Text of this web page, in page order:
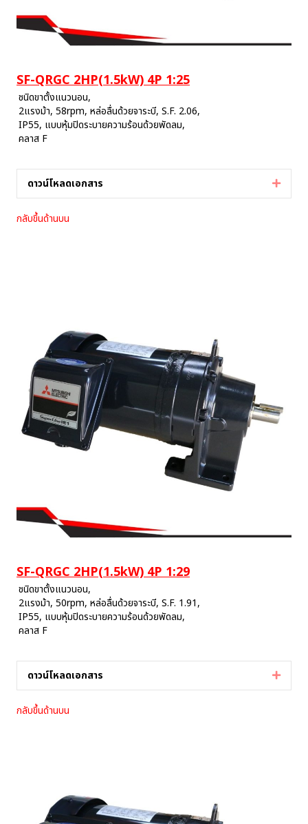
SF-QRGC 2HP(1.5kW) 4P 1:25
ชนิดขาตั้งแนวนอน,
2แรงม้า, 58rpm, หล่อลื่นด้วยจาระบี, S.F. 2.06,
IP55, แบบหุ้มปิดระบายความร้อนด้วยพัดลม,
คลาส F
ดาวน์โหลดเอกสาร
กลับขึ้นด้านบน
SF-QRGC 2HP(1.5kW) 4P 1:29
ชนิดขาตั้งแนวนอน,
2แรงม้า, 50rpm, หล่อลื่นด้วยจาระบี, S.F. 1.91,
IP55, แบบหุ้มปิดระบายความร้อนด้วยพัดลม,
คลาส F
ดาวน์โหลดเอกสาร
กลับขึ้นด้านบน